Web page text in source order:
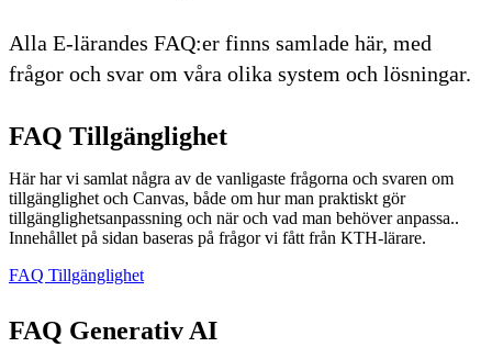
Alla E-lärandes FAQ:er finns samlade här, med
frågor och svar om våra olika system och lösningar.
FAQ Tillgänglighet
Här har vi samlat några av de vanligaste frågorna och svaren om
tillgänglighet och Canvas, både om hur man praktiskt gör
tillgänglighetsanpassning och när och vad man behöver anpassa..
Innehållet på sidan baseras på frågor vi fått från KTH-lärare.
FAQ Tillgänglighet
FAQ Generativ AI